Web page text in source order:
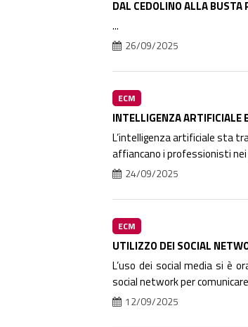
DAL CEDOLINO ALLA
...
26/09/2025
ECM
INTELLIGENZA ARTIFICIALE
L’intelligenza artificiale sta
affiancano i professionisti nei
24/09/2025
ECM
UTILIZZO DEI SOCIAL
L’uso dei social media si è
social network per
12/09/2025